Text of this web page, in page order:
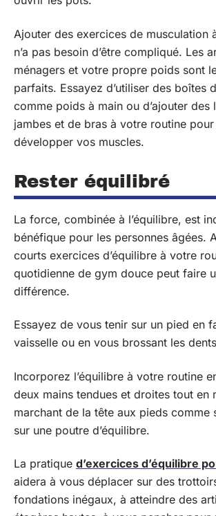
Ajouter des exercices de musculation
n’a pas besoin d’être compliqué. Les
ménagers et votre propre poids sont
parfaits. Essayez d’utiliser des boîtes
comme poids à main ou d’ajouter des
jambes et de bras à votre routine
développer vos muscles.
Rester équilibré
La force, combinée à l’équilibre, est
bénéfique pour les personnes âgées.
courts exercices d’équilibre à votre
quotidienne de gym douce peut faire
différence.
Essayez de vous tenir sur un pied en
vaisselle ou en vous brossant les
Incorporez l’équilibre à votre routine
deux mains tendues et droites tout en
marchant de la tête aux pieds comme
sur une poutre d’équilibre.
La pratique d’exercices d’équilibre
aidera à vous déplacer sur des
fondations inégaux, à atteindre des